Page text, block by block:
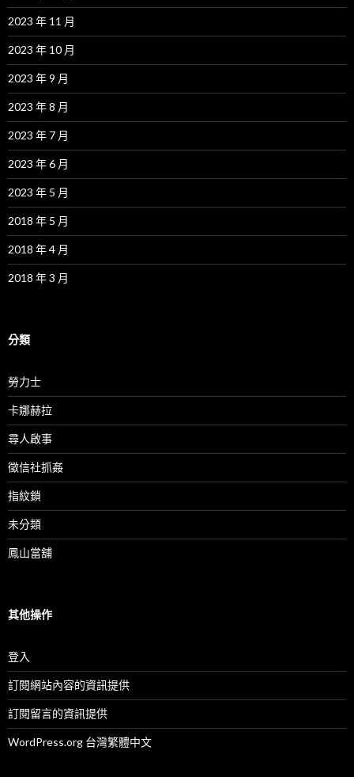
2023 年 11 月
2023 年 10 月
2023 年 9 月
2023 年 8 月
2023 年 7 月
2023 年 6 月
2023 年 5 月
2018 年 5 月
2018 年 4 月
2018 年 3 月
分類
勞力士
卡娜赫拉
尋人啟事
徵信社抓姦
指紋鎖
未分類
鳳山當舖
其他操作
登入
訂閱網站內容的資訊提供
訂閱留言的資訊提供
WordPress.org 台灣繁體中文